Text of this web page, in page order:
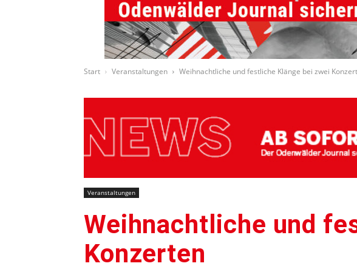
Start Veranstaltungen Weihnachtliche und festliche Klänge bei zwei
Veranstaltungen
Weihnachtliche und
Konzerten